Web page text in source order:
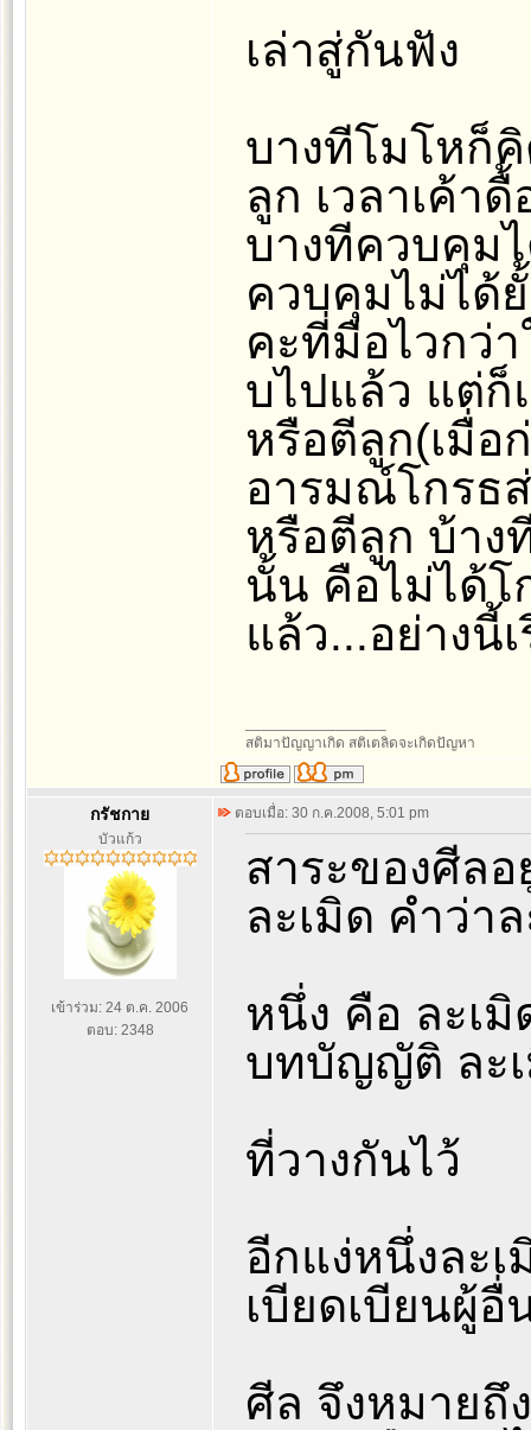
เล่าสู่กันฟัง
บางทีโมโหก็
ลูก เวลาเค้า
บางทีควบคุม
ควบคุมไม่ได้
คะที่มือไวกว่
บไปแล้ว แต่ก็
หรือตีลูก(เมื่อ
อารมณ์โกรธ
หรือตีลูก บ้า
นั้น คือไม่ได้โ
แล้ว...อย่างนี้
สติมาปัญญาเกิด สติเตลิดจะเกิดปัญหา
กรัชกาย
บัวแก้ว
เข้าร่วม: 24 ต.ค. 2006
ตอบ: 2348
ตอบเมื่อ: 30 ก.ค.2008, 5:01 pm
สาระของศีล
ละเมิด คำว่า
หนึ่ง คือ ละเ
บทบัญญัติ ละ
ที่วางกันไว้
อีกแง่หนึ่งละ
เบียดเบียนผู้อื่
ศีล จึงหมายถึ